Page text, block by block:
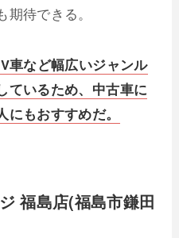
待できる。
車など幅広いジャンル
ているため、中古車に
もおすすめだ。
福島店(福島市鎌田